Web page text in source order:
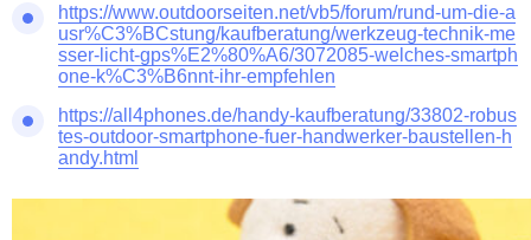
https://www.outdoorseiten.net/vb5/forum/rund-um-die-a
usr%C3%BCstung/kaufberatung/werkzeug-technik-me
sser-licht-gps%E2%80%A6/3072085-welches-smartph
one-k%C3%B6nnt-ihr-empfehlen
https://all4phones.de/handy-kaufberatung/33802-robus
tes-outdoor-smartphone-fuer-handwerker-baustellen-h
andy.html